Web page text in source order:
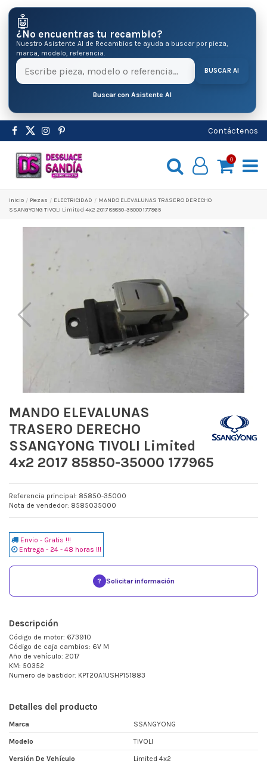
🤖
¿No encuentras tu recambio?
Nuestro Asistente AI de Recambios te ayuda a buscar por pieza,
marca, modelo, referencia.
BUSCAR AI
Buscar con Asistente AI
Contáctenos
0
Inicio Pіezas ELECTRICIDAD
MANDO ELEVALUNAS TRASERO DERECHO
SSANGYONG TIVOLI Limited 4x2 2017 85850-35000 177965
MANDO ELEVALUNAS
TRASERO DERECHO
SSANGYONG TIVOLI Limited
4x2 2017 85850-35000 177965
Referencia principal: 85850-35000
Nota de vendedor: 8585035000
Envio - Gratis !!!
Entrega - 24 - 48 horas !!!
? Solicitar información
Descripción
Código de motor: 673910
Código de caja cambios: 6V M
Año de vehículo: 2017
KM: 50352
Numero de bastidor: KPT20A1USHP151883
Detalles del producto
Marca SSANGYONG
Modelo TIVOLI
Versión De Vehículo Limited 4x2